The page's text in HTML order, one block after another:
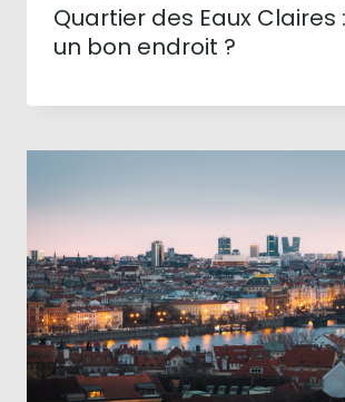
Quartier des Eaux
un bon endroit ?